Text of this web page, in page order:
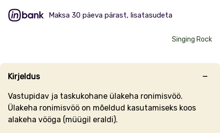
Maksa 30 päeva pärast, lisatasudeta
Singing Rock
Kirjeldus
Vastupidav ja taskukohane ülakeha ronimisvöö.
Ülakeha ronimisvöö on mõeldud kasutamiseks koos
alakeha vööga (müügil eraldi).